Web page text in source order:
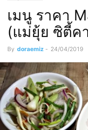
เมนู ราคา
(แม่ยุ้ย ซิตี้ค
By doraemiz - 24/04/2019